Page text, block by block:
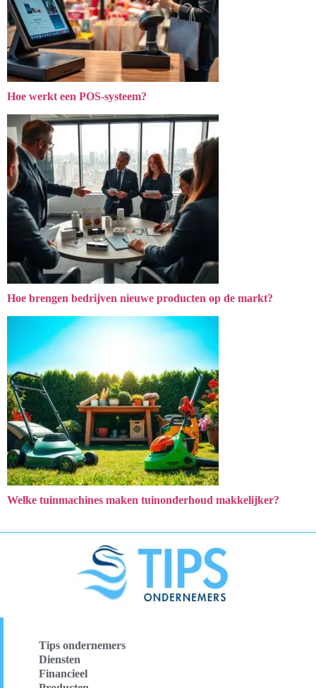
Hoe werkt een POS-systeem?
Hoe brengen bedrijven nieuwe producten op de markt?
Welke tuinmachines maken tuinonderhoud makkelijker?
Tips ondernemers
Diensten
Financieel